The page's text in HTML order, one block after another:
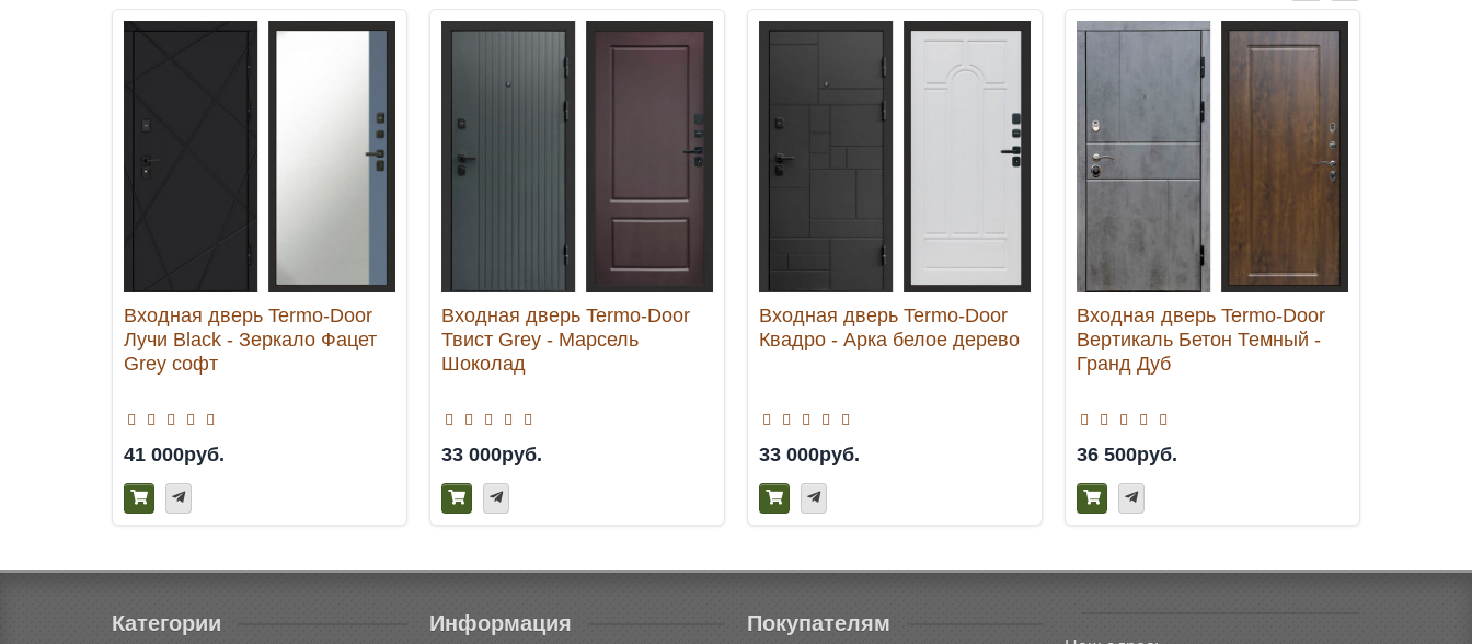
Входная дверь Termo-Door
Лучи Black - Зеркало Фацет
Grey софт
41 000руб.
Входная дверь Termo-Door
Твист Grey - Марсель
Шоколад
33 000руб.
Входная дверь Termo-Door
Квадро - Арка белое дерево
33 000руб.
Входная дверь Termo-Door
Вертикаль Бетон Темный -
Гранд Дуб
36 500руб.
Категории Информация Покупателям